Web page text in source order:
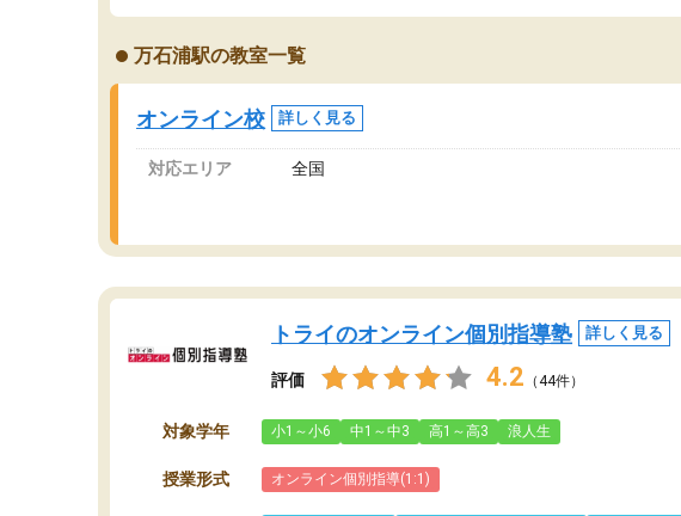
オンラインツールを使用した単語帳の共有があ
り宿題もそちらで出される形でした。
2ヶ月で担当講師の方がお辞めになると言う事で
講師変更の申し出があり、あまりに短期での変
更だった為、塾に通う事にして退会しました。
遅れも取り戻せ、授業内容や講師の方は良かっ
ます。講師も合わなけ
万石浦駅の教室一覧
オンライン校 詳しく見る
対応エリア 全国
トライのオンライン個別指導塾 詳しく見る
評価 4.2 （44件）
対象学年 小1～小6 中1～中3 高1～高3 浪人生
授業形式 オンライン個別指導(1:1)